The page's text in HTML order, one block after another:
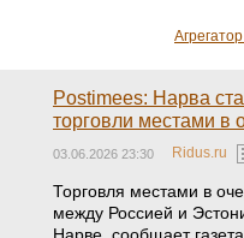
Postimees: Нарва
торговли местами в
03.06.2026 23:30 Ridus.ru
Торговля местами в
между Россией и